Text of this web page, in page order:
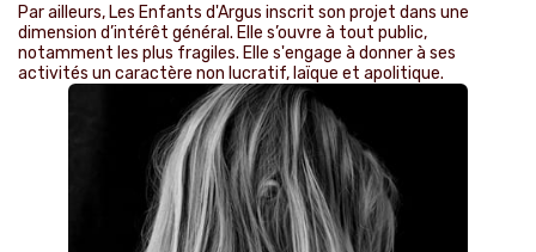
Par ailleurs, Les Enfants d'Argus inscrit son projet dans une
dimension d’intérêt général. Elle s’ouvre à tout public,
notamment les plus fragiles. Elle s'engage à donner à ses
activités un caractère non lucratif, laïque et apolitique. ​